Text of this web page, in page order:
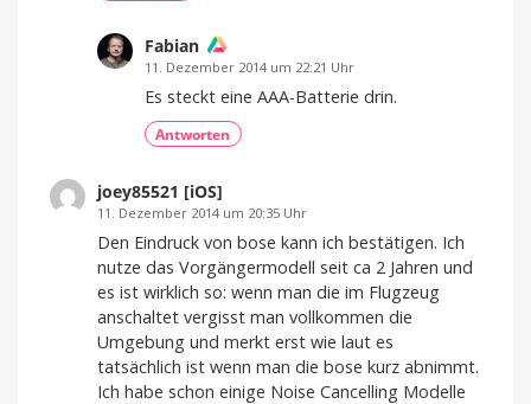
Fabian
11. Dezember 2014 um 22:21 Uhr
Es steckt eine AAA-Batterie drin.
Antworten
joey85521 [iOS]
11. Dezember 2014 um 20:35 Uhr
Den Eindruck von bose kann ich bestätigen. Ich
nutze das Vorgängermodell seit ca 2 Jahren und
es ist wirklich so: wenn man die im Flugzeug
anschaltet vergisst man vollkommen die
Umgebung und merkt erst wie laut es
tatsächlich ist wenn man die bose kurz abnimmt.
Ich habe schon einige Noise Cancelling Modelle